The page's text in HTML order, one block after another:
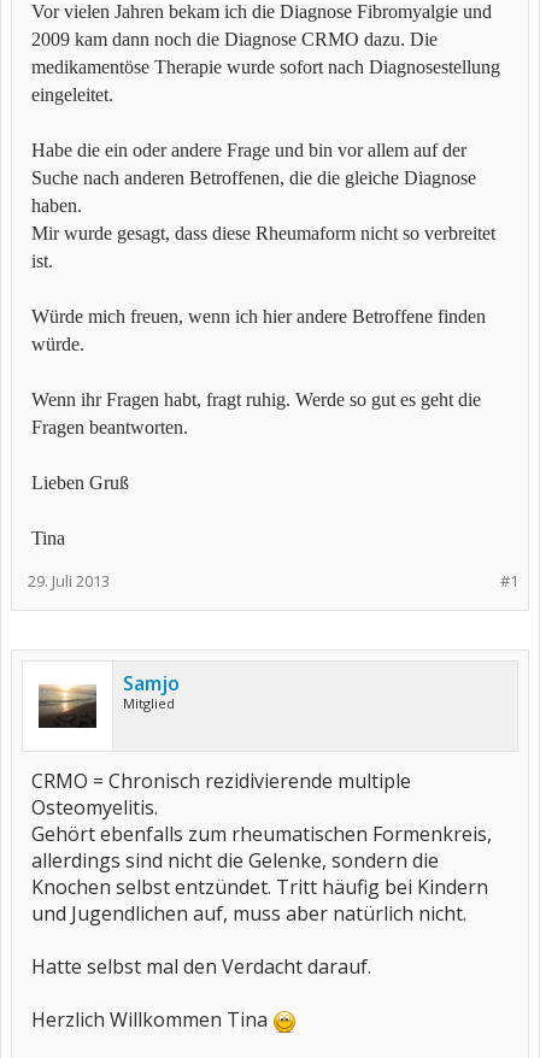
Vor vielen Jahren bekam ich die Diagnose Fibromyalgie und
2009 kam dann noch die Diagnose CRMO dazu. Die
medikamentöse Therapie wurde sofort nach Diagnosestellung
eingeleitet.
Habe die ein oder andere Frage und bin vor allem auf der
Suche nach anderen Betroffenen, die die gleiche Diagnose
haben.
Mir wurde gesagt, dass diese Rheumaform nicht so verbreitet
ist.
Würde mich freuen, wenn ich hier andere Betroffene finden
würde.
Wenn ihr Fragen habt, fragt ruhig. Werde so gut es geht die
Fragen beantworten.
Lieben Gruß
Tina
#1
29. Juli 2013
Samjo
Mitglied
CRMO = Chronisch rezidivierende multiple
Osteomyelitis.
Gehört ebenfalls zum rheumatischen Formenkreis,
allerdings sind nicht die Gelenke, sondern die
Knochen selbst entzündet. Tritt häufig bei Kindern
und Jugendlichen auf, muss aber natürlich nicht.
Hatte selbst mal den Verdacht darauf.
Herzlich Willkommen Tina